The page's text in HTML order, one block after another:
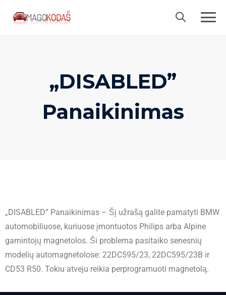
„DISABLED”
Panaikinimas
„DISABLED” Panaikinimas – Šį užrašą galite pamatyti BMW
automobiliuose, kuriuose įmontuotos Philips arba Alpine
gamintojų magnetolos. Ši problema pasitaiko senesnių
modelių automagnetolose: 22DC595/23, 22DC595/23B ir
CD53 R50. Tokiu atveju reikia perprogramuoti magnetolą.